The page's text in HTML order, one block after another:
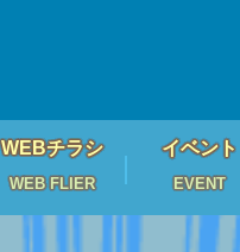
WEBチラシ
WEB FLIER
イベント
EVENT